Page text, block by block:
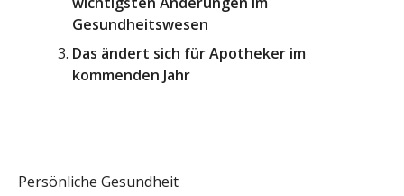
Gesundheitswesen
Das ändert sich für Apotheker im
kommenden Jahr
Persönliche Gesundheit